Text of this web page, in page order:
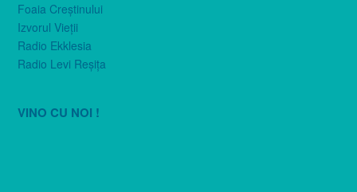
Foaia Creştinului
Izvorul Vieţii
Radio Ekklesia
Radio Levi Reşiţa
VINO CU NOI !